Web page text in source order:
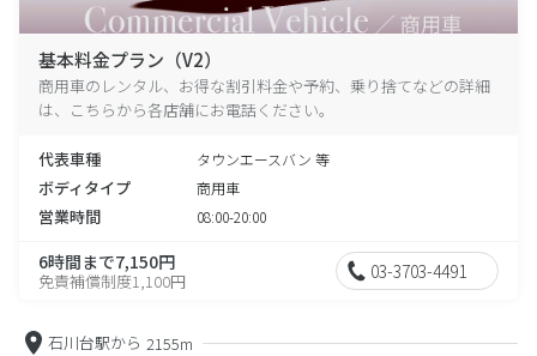
基本料金プラン（V2）
商用車のレンタル、お得な割引料金や予約、乗り捨てなどの詳細
は、こちらから各店舗にお電話ください。
代表車種 タウンエースバン 等
ボディタイプ 商用車
営業時間 08:00-20:00
6時間まで7,150円
免責補償制度1,100円 03-3703-4491
石川台駅から 2155m